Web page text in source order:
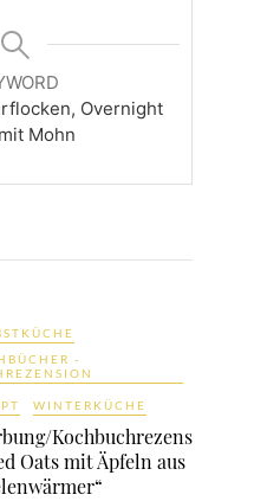
Overnight
Mohn
-
WINTERKÜCHE
Kochbuchrezension]
Oats mit Äpfeln aus